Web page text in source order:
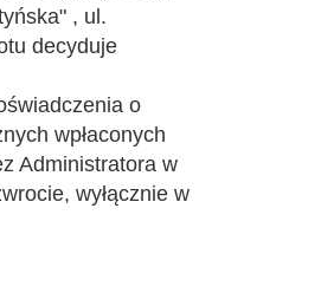
, ul.
decyduje
o
wpłaconych
Administratora w
wyłącznie w